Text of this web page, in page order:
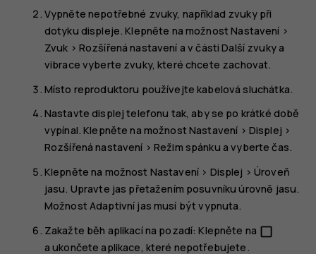
Vypněte nepotřebné zvuky, například zvuky při
dotyku displeje. Klepněte na možnostNastavení >
Zvuk > Rozšířená nastavení a v částiDalší zvuky a
vibrace vyberte zvuky, které chcete zachovat.
Místo reproduktoru používejte kabelová sluchátka.
Nastavte displej telefonu tak, aby se po krátké době
vypínal. Klepněte na možnostNastavení > Displej >
Rozšířená nastavení >Režim spánku a vyberte čas.
Klepněte na možnost Nastavení > Displej > Úroveň
jasu. Upravte jas přetažením posuvníku úrovně jasu.
MožnostAdaptivní jas musí být vypnuta.
Zakažte běh aplikací na pozadí: Klepněte na check_box_outline_blank
a ukončete aplikace, které nepotřebujete.